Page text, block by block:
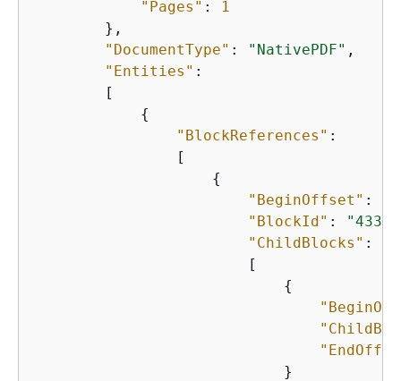
"Pages" :
1
        },
"DocumentType" : "NativePDF" ,
"Entities" :
        [
{
"BlockReferences" :
                [
{
"BeginOffset" :
"BlockId" :
"ChildBlocks" :
                        [
{
                            }